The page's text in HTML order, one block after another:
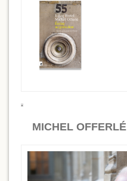
MICHEL OFFERLÉ